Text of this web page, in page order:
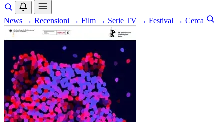
News → Recensioni → Film → Serie TV → Festival → Cerca